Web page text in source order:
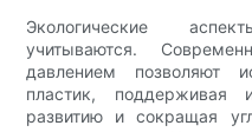
Экологические
учитываются.
давлением позволяют
пластик, поддерживая
развитию и сокращая